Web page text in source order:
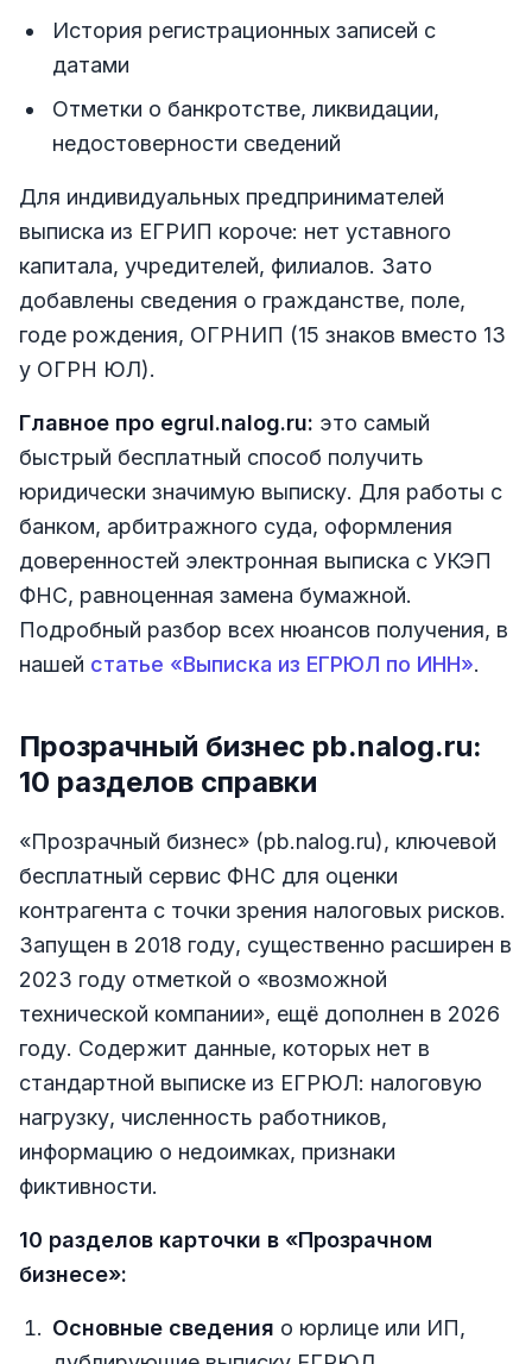
История регистрационных записей с
датами
Отметки о банкротстве, ликвидации,
недостоверности сведений
Для индивидуальных предпринимателей
выписка из ЕГРИП короче: нет уставного
капитала, учредителей, филиалов. Зато
добавлены сведения о гражданстве, поле,
годе рождения, ОГРНИП (15 знаков вместо 13
у ОГРН ЮЛ).
Главное про egrul.nalog.ru: это самый
быстрый бесплатный способ получить
юридически значимую выписку. Для работы с
банком, арбитражного суда, оформления
доверенностей электронная выписка с УКЭП
ФНС, равноценная замена бумажной.
Подробный разбор всех нюансов получения, в
нашей статье «Выписка из ЕГРЮЛ по ИНН».
Прозрачный бизнес pb.nalog.ru:
10 разделов справки
«Прозрачный бизнес» (pb.nalog.ru), ключевой
бесплатный сервис ФНС для оценки
контрагента с точки зрения налоговых рисков.
Запущен в 2018 году, существенно расширен в
2023 году отметкой о «возможной
технической компании», ещё дополнен в 2026
году. Содержит данные, которых нет в
стандартной выписке из ЕГРЮЛ: налоговую
нагрузку, численность работников,
информацию о недоимках, признаки
фиктивности.
10 разделов карточки в «Прозрачном
бизнесе»:
Основные сведения о юрлице или ИП,